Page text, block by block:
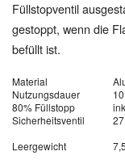
Füllstopventil
gestoppt, wenn die
befüllt ist.
Material
Nutzungsdauer
80% Füllstopp
Sicherheitsventil
Leergewicht